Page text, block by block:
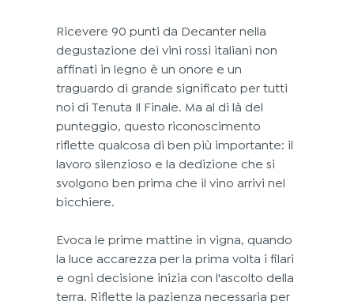
Ricevere 90 punti da Decanter nella
degustazione dei vini rossi italiani non
affinati in legno è un onore e un
traguardo di grande significato per tutti
noi di Tenuta Il Finale. Ma al di là del
punteggio, questo riconoscimento
riflette qualcosa di ben più importante: il
lavoro silenzioso e la dedizione che si
svolgono ben prima che il vino arrivi nel
bicchiere.
Evoca le prime mattine in vigna, quando
la luce accarezza per la prima volta i filari
e ogni decisione inizia con l'ascolto della
terra. Riflette la pazienza necessaria per